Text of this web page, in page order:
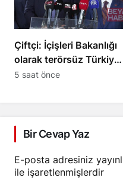
Çiftçi: İçişleri Bakanlığı
olarak terörsüz Türkiye
sürecini takip ediyoruz
5 saat önce
Bir Cevap Yaz
E-posta adresiniz
ile işaretlenmişlerdir